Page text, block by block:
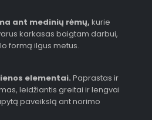
ant medinių rėmų, kurie
karkasas baigtam darbui,
formą ilgus metus.
elementai. Paprastas ir
leidžiantis greitai ir lengvai
paveikslą ant norimo